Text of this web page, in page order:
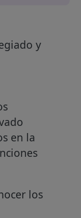
y
en la
los